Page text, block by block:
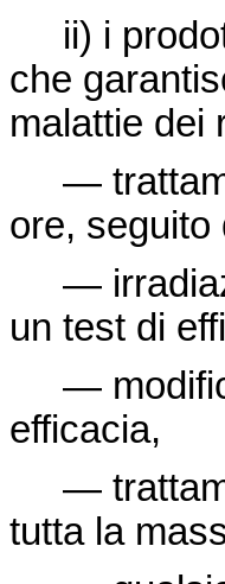
ii) i
che
malattie dei
—
ore, seguito
—
un test di
—
efficacia,
—
tutta la